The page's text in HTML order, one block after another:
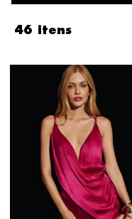
46